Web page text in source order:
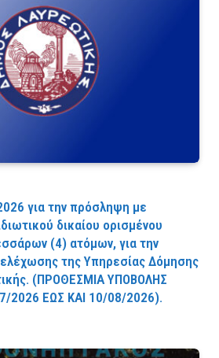
για την πρόσληψη με
δικαίου ορισμένου
(4) ατόμων, για την
της Υπηρεσίας Δόμησης
(ΠPOΘEΣMIA YΠOBOΛHΣ
2026 EΩΣ KAI 10/08/2026).